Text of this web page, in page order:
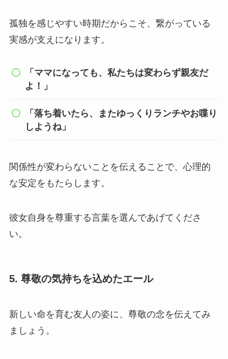
孤独を感じやすい時期だからこそ、繋がっている
実感が支えになります。
「ママになっても、私たちは変わらず親友だ
よ！」
「落ち着いたら、またゆっくりランチやお喋り
しようね」
関係性が変わらないことを伝えることで、心理的
な安定をもたらします。
彼女自身を尊重する言葉を選んであげてくださ
い。
5. 尊敬の気持ちを込めたエール
新しい命を育む友人の姿に、尊敬の念を伝えてみ
ましょう。